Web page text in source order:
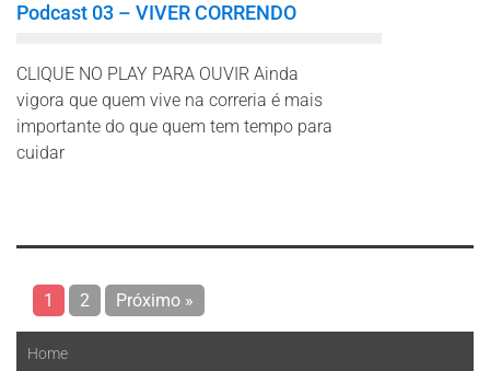
Podcast 03 – VIVER CORRENDO
CLIQUE NO PLAY PARA OUVIR Ainda
vigora que quem vive na correria é mais
importante do que quem tem tempo para
cuidar
1 2 Próximo »
Home